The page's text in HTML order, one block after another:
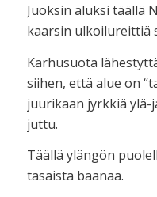
Juoksin aluksi täällä
kaarsin ulkoilureittiä
Karhusuota
siihen, että alue on
juurikaan jyrkkiä ylä-
juttu.
Täällä ylängön
tasaista baanaa.